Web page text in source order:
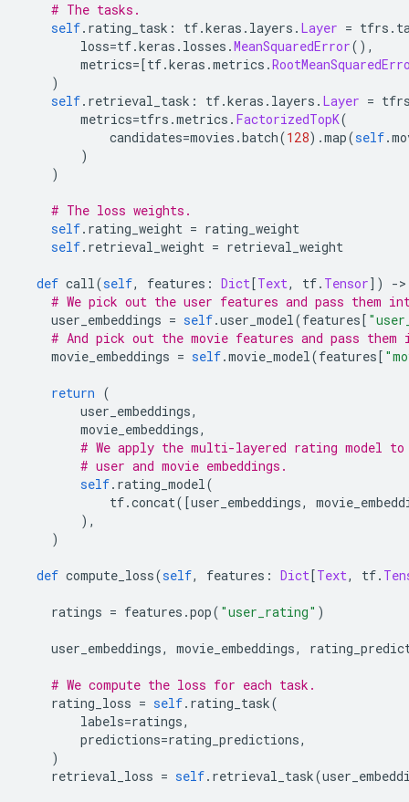
# The tasks.
self. rating_task : tf.keras . layers . Layer = tfrs .
loss=tf.keras . losses .MeanSquaredError(),
metrics=[tf.keras .metrics .
)
self. retrieval_task : tf.keras . layers . Layer =
metrics=tfrs .metrics . FactorizedTopK(
candidates=movies .batch(128).map(self.
)
)
# The loss weights.
self. rating_weight = rating_weight
self. retrieval_weight = retrieval_weight
def call(self, features : Dict[Text, tf. Tensor]) ->
# We pick out the user features and pass them
user_embeddings = self.user_model(features[
# And pick out the movie features and pass them
movie_embeddings = self.movie_model(features[
return (
user_embeddings,
movie_embeddings,
# We apply the multi-layered rating model
# user and movie embeddings.
self. rating_model(
tf.concat([user_embeddings,
),
)
def compute_loss(self, features : Dict[Text, tf.
ratings = features .pop( "user_rating" )
user_embeddings, movie_embeddings,
# We compute the loss for each task.
rating_loss = self. rating_task(
labels=ratings,
predictions=rating_predictions,
)
retrieval_loss = self. retrieval_task(